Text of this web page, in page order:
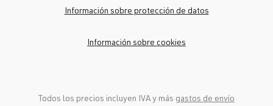
Todos los precios incluyen IVA y más gastos de envío
Información sobre protección de datos
Información sobre cookies